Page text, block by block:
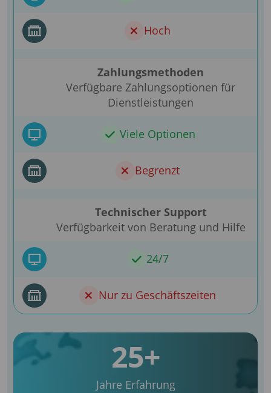
Hoch
Zahlungsmethoden
Verfügbare Zahlungsoptionen für
Dienstleistungen
Viele Optionen
Begrenzt
Technischer Support
Verfügbarkeit von Beratung und Hilfe
24/7
Nur zu Geschäftszeiten
25+
Jahre Erfahrung